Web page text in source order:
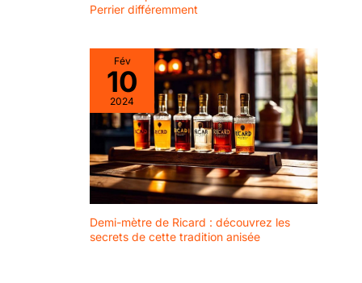
pailles + 2 brosses + 1
combinaison, et
chaque paille est bien
fixée et pas facile à
casser. Il peut être
parfaitement présenté
devant vous. 🍸
【Garantie du produit】
Notre principe de
service est de satisfaire
les clients à 100 %. Si
vous avez des
questions, n'hésitez
Perrier différemment
Fév
10
2024
Demi-mètre de Ricard : découvrez les
secrets de cette tradition anisée